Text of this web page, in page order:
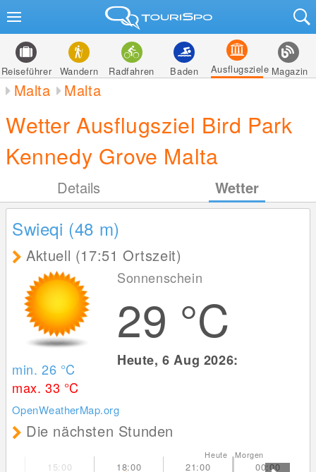
Reiseführer Wandern Radfahren Baden Ausflugsziele Magazin
Malta Malta
Wetter Ausflugsziel Bird Park
Kennedy Grove Malta
Details Wetter
Swieqi (48 m)
Aktuell (17:51 Ortszeit)
min. 26 °C
max. 33 °C
OpenWeatherMap.org
Sonnenschein
29 °C
Heute, 6 Aug 2026:
Die nächsten Stunden
Heute Morgen